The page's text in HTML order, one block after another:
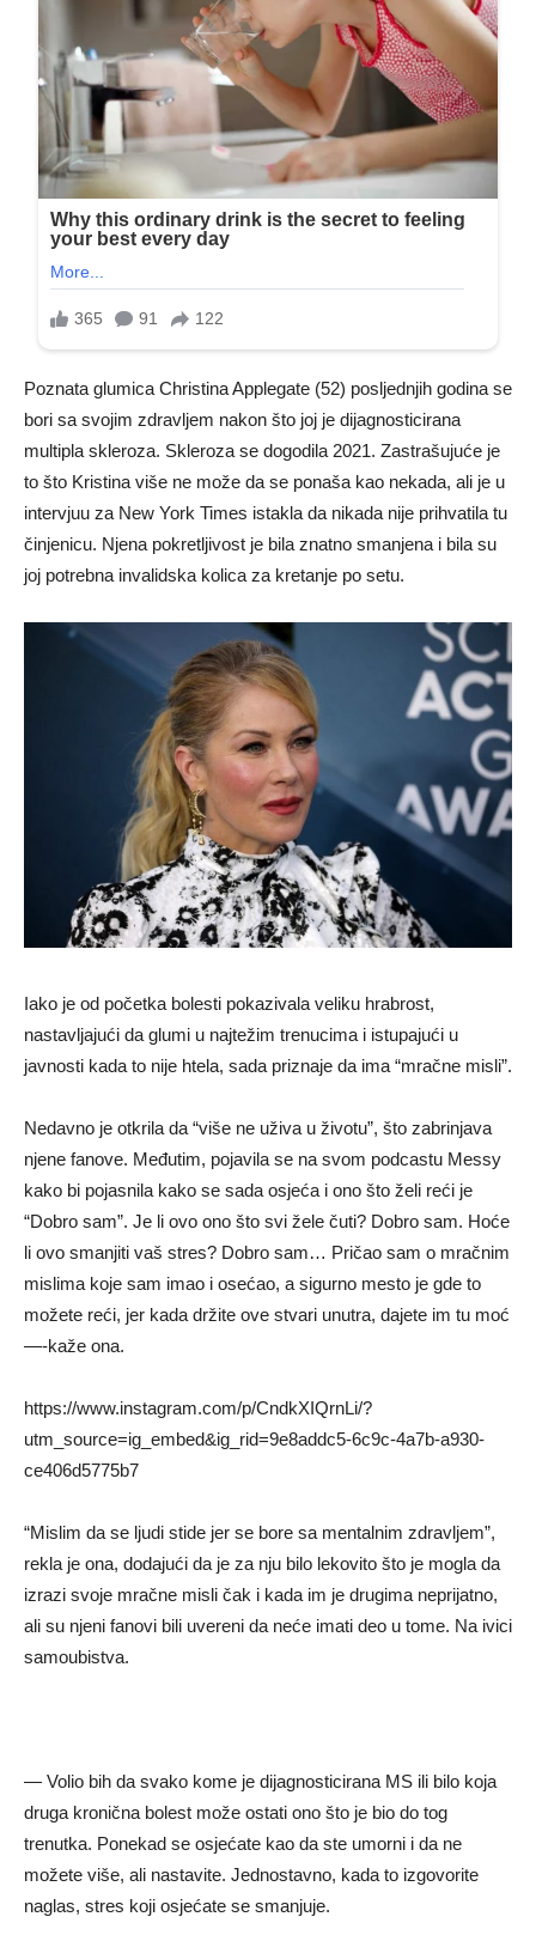
Poznata glumica Christina Applegate (52) posljednjih godina se
bori sa svojim zdravljem nakon što joj je dijagnosticirana
multipla skleroza. Skleroza se dogodila 2021. Zastrašujuće je
to što Kristina više ne može da se ponaša kao nekada, ali je u
intervjuu za New York Times istakla da nikada nije prihvatila tu
činjenicu. Njena pokretljivost je bila znatno smanjena i bila su
joj potrebna invalidska kolica za kretanje po setu.
Iako je od početka bolesti pokazivala veliku hrabrost,
nastavljajući da glumi u najtežim trenucima i istupajući u
javnosti kada to nije htela, sada priznaje da ima “mračne misli”.
Nedavno je otkrila da “više ne uživa u životu”, što zabrinjava
njene fanove. Međutim, pojavila se na svom podcastu Messy
kako bi pojasnila kako se sada osjeća i ono što želi reći je
“Dobro sam”. Je li ovo ono što svi žele čuti? Dobro sam. Hoće
li ovo smanjiti vaš stres? Dobro sam… Pričao sam o mračnim
mislima koje sam imao i osećao, a sigurno mesto je gde to
možete reći, jer kada držite ove stvari unutra, dajete im tu moć
—-kaže ona.
https://www.instagram.com/p/CndkXIQrnLi/?
utm_source=ig_embed&ig_rid=9e8addc5-6c9c-4a7b-a930-
ce406d5775b7
“Mislim da se ljudi stide jer se bore sa mentalnim zdravljem”,
rekla je ona, dodajući da je za nju bilo lekovito što je mogla da
izrazi svoje mračne misli čak i kada im je drugima neprijatno,
ali su njeni fanovi bili uvereni da neće imati deo u tome. Na ivici
samoubistva.
― Volio bih da svako kome je dijagnosticirana MS ili bilo koja
druga kronična bolest može ostati ono što je bio do tog
trenutka. Ponekad se osjećate kao da ste umorni i da ne
možete više, ali nastavite. Jednostavno, kada to izgovorite
naglas, stres koji osjećate se smanjuje.